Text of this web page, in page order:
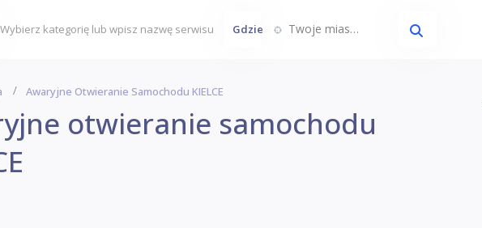
Gdzie Twoje miasto...
Awaryjne Otwieranie Samochodu KIELCE
otwieranie samochodu